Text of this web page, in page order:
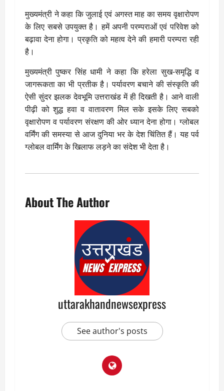
मुख्यमंत्री ने कहा कि जुलाई एवं अगस्त माह का समय वृक्षारोपण
के लिए सबसे उपयुक्त है। हमें अपनी परम्पराओं एवं परिवेश को
बढ़ावा देना होगा। प्रकृति को महत्व देने की हमारी परम्परा रही
है।
मुख्यमंत्री पुष्कर सिंह धामी ने कहा कि हरेला सुख-समृद्धि व
जागरूकता का भी प्रतीक है। पर्यावरण बचाने की संस्कृति की
ऐसी सुंदर झलक देवभूमि उत्तराखंड में ही दिखती है। आने वाली
पीढ़ी को शुद्ध हवा व वातावरण मिल सके इसके लिए सबको
वृक्षारोपण व पर्यावरण संरक्षण की ओर ध्यान देना होगा। ग्लोबल
वर्मिंग की समस्या से आज दुनिया भर के देश चिंतित हैं। यह पर्व
ग्लोबल वार्मिंग के खिलाफ लड़ने का संदेश भी देता है।
About The Author
uttarakhandnewsexpress
See author's posts